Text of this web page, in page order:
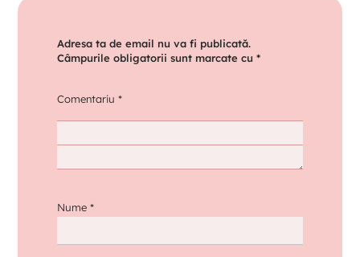
Adresa ta de email nu va fi publicată.
Câmpurile obligatorii sunt marcate cu *
Comentariu *
Nume *